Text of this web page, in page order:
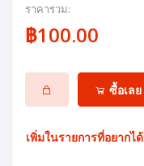
ราคารวม:
฿100.00
ซื้อเลย
เพิ่มในรายการที่อยากได้